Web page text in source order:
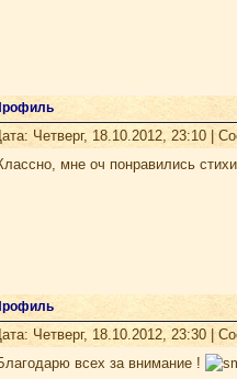
Четверг, 18.10.2012, 23:10 |
мне оч понравились
Четверг, 18.10.2012, 23:30 |
всех за внимание !